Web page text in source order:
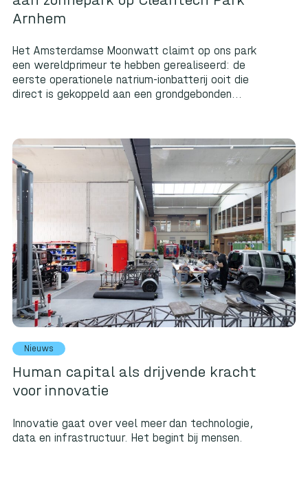
Arnhem
Het Amsterdamse Moonwatt claimt op ons park
een wereldprimeur te hebben gerealiseerd: de
eerste operationele natrium-ionbatterij ooit die
direct is gekoppeld aan een grondgebonden...
Nieuws
Human capital als drijvende kracht
voor innovatie
Innovatie gaat over veel meer dan technologie,
data en infrastructuur. Het begint bij mensen.